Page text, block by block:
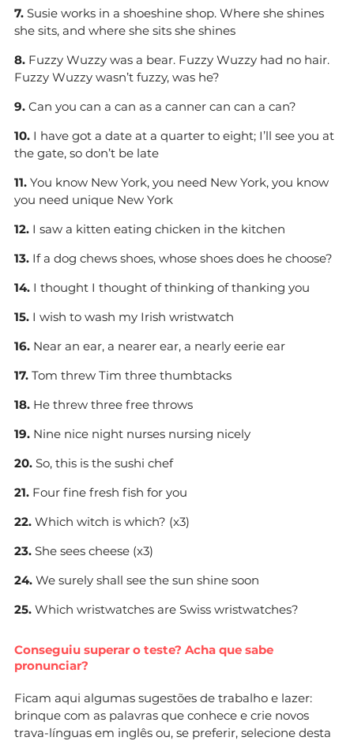
7. Susie works in a shoeshine shop. Where she shines
she sits, and where she sits she shines
8. Fuzzy Wuzzy was a bear. Fuzzy Wuzzy had no hair.
Fuzzy Wuzzy wasn’t fuzzy, was he?
9. Can you can a can as a canner can can a can?
10. I have got a date at a quarter to eight; I’ll see you at
the gate, so don’t be late
11. You know New York, you need New York, you know
you need unique New York
12. I saw a kitten eating chicken in the kitchen
13. If a dog chews shoes, whose shoes does he choose?
14. I thought I thought of thinking of thanking you
15. I wish to wash my Irish wristwatch
16. Near an ear, a nearer ear, a nearly eerie ear
17. Tom threw Tim three thumbtacks
18. He threw three free throws
19. Nine nice night nurses nursing nicely
20. So, this is the sushi chef
21. Four fine fresh fish for you
22. Which witch is which? (x3)
23. She sees cheese (x3)
24. We surely shall see the sun shine soon
25. Which wristwatches are Swiss wristwatches?
Conseguiu superar o teste? Acha que sabe
pronunciar?
Ficam aqui algumas sugestões de trabalho e lazer:
brinque com as palavras que conhece e crie novos
trava-línguas em inglês ou, se preferir, selecione desta